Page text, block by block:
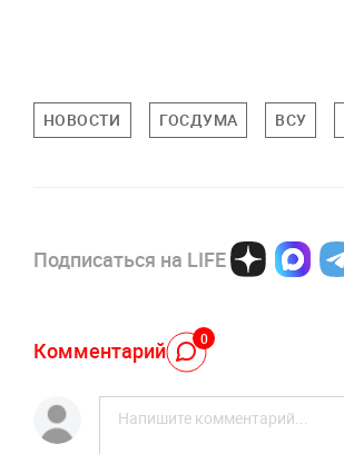
НОВОСТИ ГОСДУМА ВСУ
Подписаться на LIFE
Комментарий 0